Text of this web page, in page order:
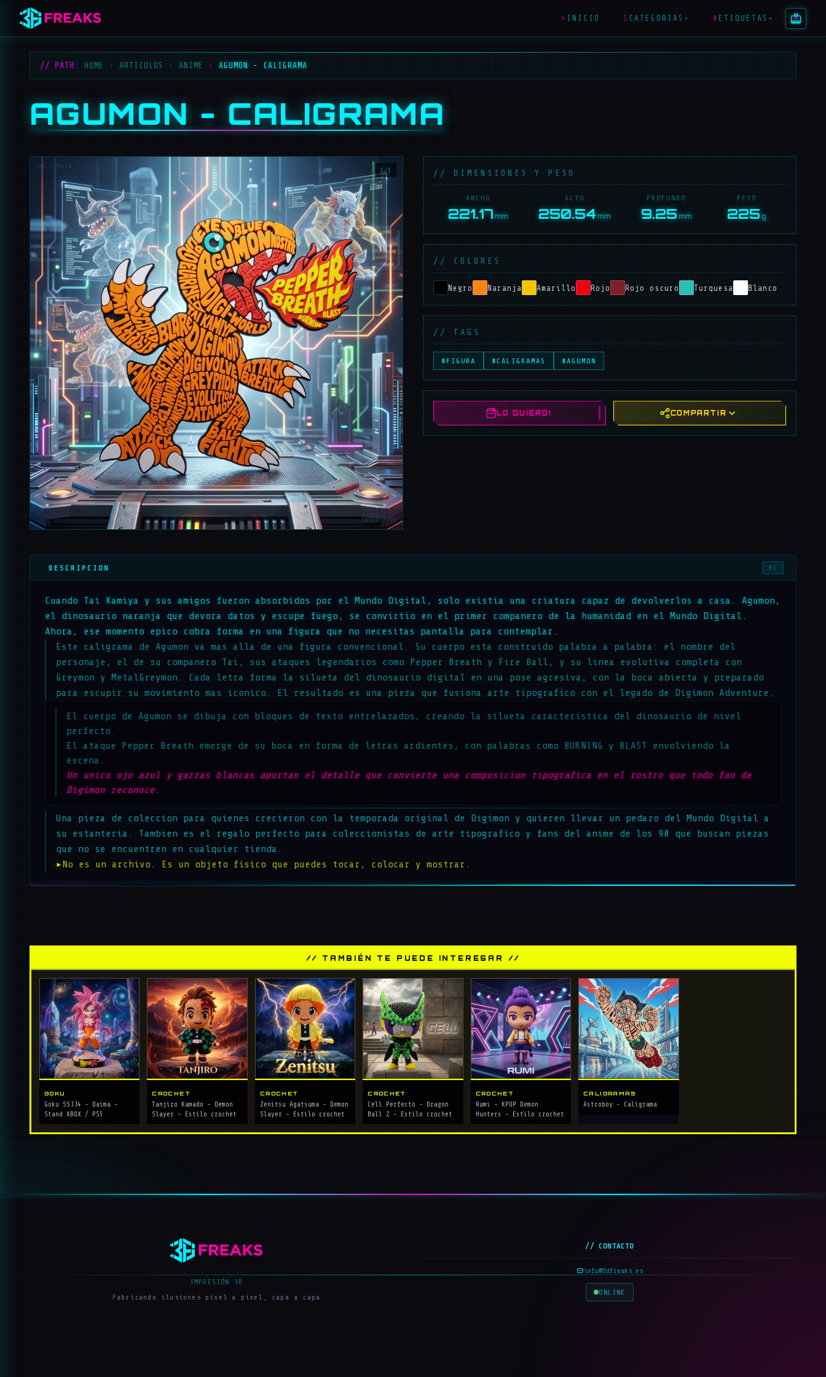
> INICIO $ CATEGORIAS ▾ # ETIQUETAS ▾
// PATH: HOME › ARTICULOS › ANIME › AGUMON - CALIGRAMA
AGUMON - CALIGRAMA
1/1
IMG://MAIN
INDEX://01
// DIMENSIONES Y PESO
ANCHO
221.17 mm
ALTO
250.54mm
PROFUNDO
9.25mm
PESO
225g
// COLORES
Negro Naranja Amarillo Rojo Rojo oscuro Turquesa Blanco
// TAGS
#FIGURA #CALIGRAMAS #AGUMON
LO QUIERO! COMPARTIR
DESCRIPCION 01
Cuando Tai Kamiya y sus amigos fueron absorbidos por el Mundo Digital, solo existia una criatura capaz de devolverlos a casa. Agumon,
el dinosaurio naranja que devora datos y escupe fuego, se convirtio en el primer companero de la humanidad en el Mundo Digital.
Ahora, ese momento epico cobra forma en una figura que no necesitas pantalla para contemplar.
Este caligrama de Agumon va mas alla de una figura convencional. Su cuerpo esta construido palabra a palabra: el nombre del
personaje, el de su companero Tai, sus ataques legendarios como Pepper Breath y Fire Ball, y su linea evolutiva completa con
Greymon y MetalGreymon. Cada letra forma la silueta del dinosaurio digital en una pose agresiva, con la boca abierta y preparado
para escupir su movimiento mas iconico. El resultado es una pieza que fusiona arte tipografico con el legado de Digimon Adventure.
El cuerpo de Agumon se dibuja con bloques de texto entrelazados, creando la silueta caracteristica del dinosaurio de nivel
perfecto.
El ataque Pepper Breath emerge de su boca en forma de letras ardientes, con palabras como BURNING y BLAST envolviendo la
escena.
Un unico ojo azul y garras blancas aportan el detalle que convierte una composicion tipografica en el rostro que todo fan de
Digimon reconoce.
Una pieza de coleccion para quienes crecieron con la temporada original de Digimon y quieren llevar un pedazo del Mundo Digital a
su estanteria. Tambien es el regalo perfecto para coleccionistas de arte tipografico y fans del anime de los 90 que buscan piezas
que no se encuentren en cualquier tienda.
▸No es un archivo. Es un objeto fisico que puedes tocar, colocar y mostrar.
// TAMBIÉN TE PUEDE INTERESAR //
GOKU
Goku SSJJ4 - Daima -
Stand XBOX / PS5
CROCHET
Tanjiro Kamado - Demon
Slayer - Estilo crochet
CROCHET
Zenitsu Agatsuma - Demon
Slayer - Estilo crochet
CROCHET
Cell Perfecto - Dragon
Ball Z - Estilo crochet
CROCHET
Rumi - KPOP Demon
Hunters - Estilo crochet
CALIGRAMAS
Astroboy - Caligrama
IMPRESIÓN 3D
Fabricando ilusiones pixel a pixel, capa a capa
// CONTACTO
info@3dfreaks.es
ONLINE